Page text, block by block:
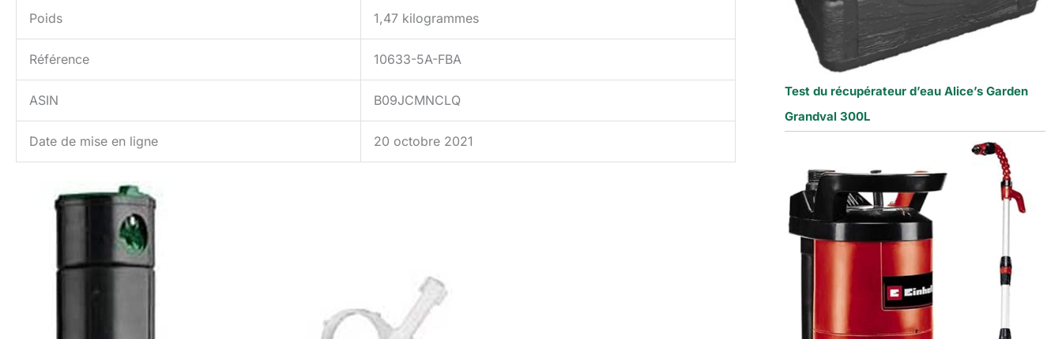
Poids 1,47 kilogrammes
Référence 10633-5A-FBA
ASIN B09JCMNCLQ
Date de mise en ligne 20 octobre 2021
Test du récupérateur d’eau Alice’s Garden
Grandval 300L